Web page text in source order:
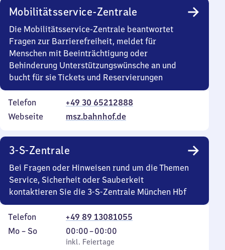
Mobilitätsservice-Zentrale
Die Mobilitätsservice-Zentrale beantwortet
Fragen zur Barrierefreiheit, meldet für
Menschen mit Beeinträchtigung oder
Behinderung Unterstützungswünsche an und
bucht für sie Tickets und Reservierungen
Telefon
+49 30 65212888
Webseite
msz.bahnhof.de
3-S-Zentrale
Bei Fragen oder Hinweisen rund um die Themen
Service, Sicherheit oder Sauberkeit
kontaktieren Sie die 3-S-Zentrale München Hbf
Telefon
+49 89 13081055
Montag
Mo – So,
inkl. Feiertage
00:00–00:00
Von
0
inkl. Feiertage